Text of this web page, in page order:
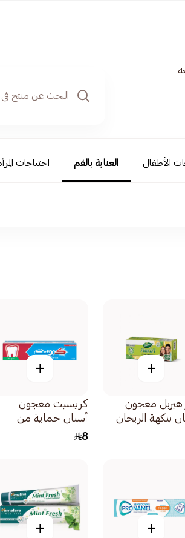
الأطفال العناية بالفم احتياجات
+
هيربل معجون
بنكهة الريحان
+
كريسيت معجون
أسنان حماية من
التسوس بالنعناع
8
+
+